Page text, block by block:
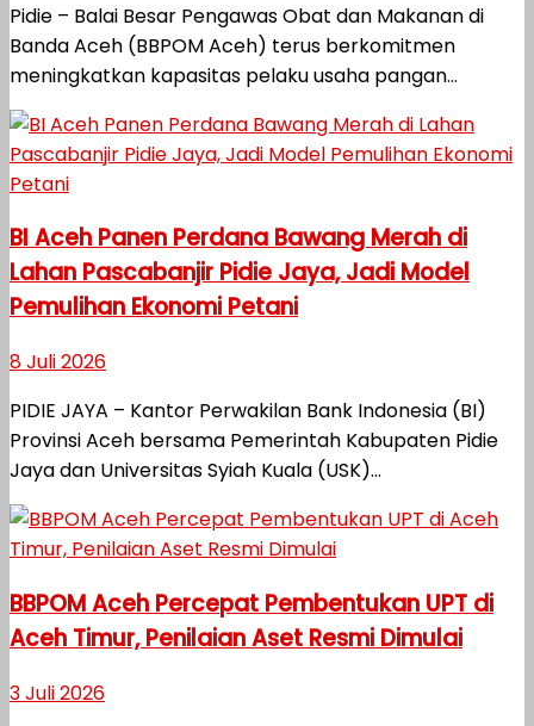
Pidie – Balai Besar Pengawas Obat dan Makanan di
Banda Aceh (BBPOM Aceh) terus berkomitmen
meningkatkan kapasitas pelaku usaha pangan...
BI Aceh Panen Perdana Bawang Merah di
Lahan Pascabanjir Pidie Jaya, Jadi Model
Pemulihan Ekonomi Petani
8 Juli 2026
PIDIE JAYA – Kantor Perwakilan Bank Indonesia (BI)
Provinsi Aceh bersama Pemerintah Kabupaten Pidie
Jaya dan Universitas Syiah Kuala (USK)...
BBPOM Aceh Percepat Pembentukan UPT di
Aceh Timur, Penilaian Aset Resmi Dimulai
3 Juli 2026